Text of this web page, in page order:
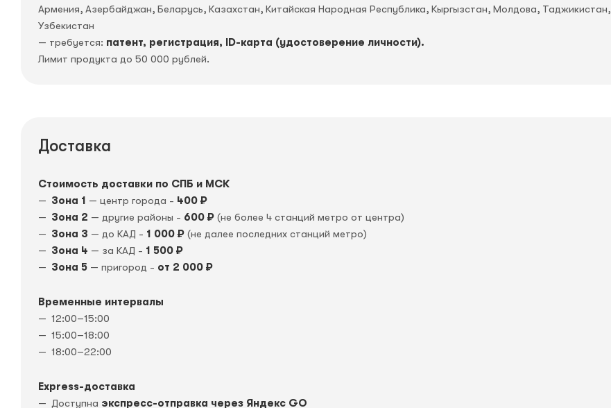
Армения, Азербайджан, Беларусь, Казахстан, Китайская Народная Республика, Кыргызстан, Молдова, Таджикистан,
Узбекистан
— требуется: патент, регистрация, ID-карта (удостоверение личности).
Лимит продукта до 50 000 рублей.
Доставка
Стоимость доставки по СПБ и МСК
Зона 1 — центр города - 400 ₽
Зона 2 — другие районы - 600 ₽ (не более 4 станций метро от центра)
Зона 3 — до КАД - 1 000 ₽ (не далее последних станций метро)
Зона 4 — за КАД - 1 500 ₽
Зона 5 — пригород - от 2 000 ₽
Временные интервалы
12:00–15:00
15:00–18:00
18:00–22:00
Express-доставка
Доступна экспресс-отправка через Яндекс GO